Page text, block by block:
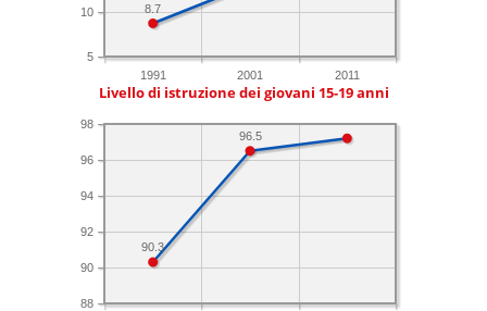
1991 2001 2011
5
10 8.7
Livello di istruzione dei giovani 15-19 anni
88
90
92
94
96
98
96.5
90.3